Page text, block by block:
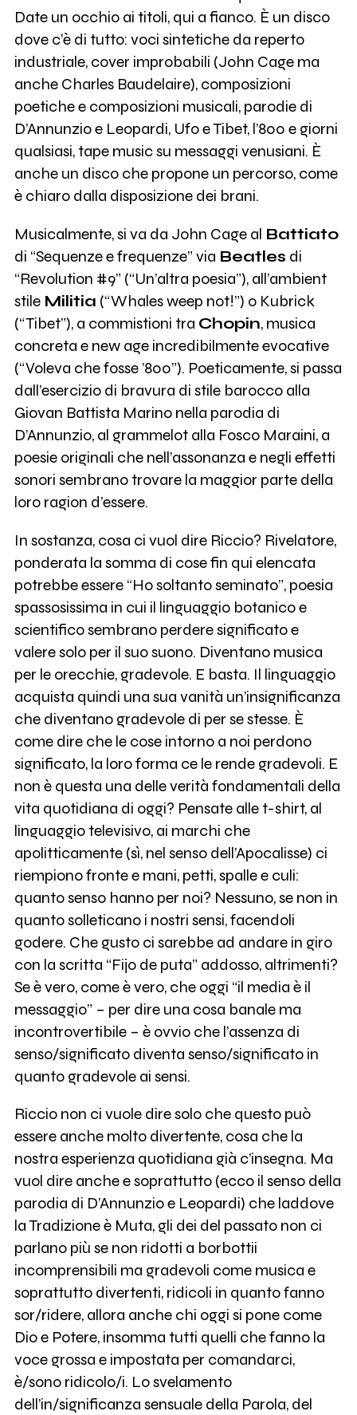
Date un occhio ai titoli, qui a fianco. È un disco
dove c’è di tutto: voci sintetiche da reperto
industriale, cover improbabili (John Cage ma
anche Charles Baudelaire), composizioni
poetiche e composizioni musicali, parodie di
D’Annunzio e Leopardi, Ufo e Tibet, l’800 e giorni
qualsiasi, tape music su messaggi venusiani. È
anche un disco che propone un percorso, come
è chiaro dalla disposizione dei brani.
Musicalmente, si va da John Cage al Battiato
di “Sequenze e frequenze” via Beatles di
“Revolution #9” (“Un’altra poesia”), all’ambient
stile Militia (“Whales weep not!”) o Kubrick
(“Tibet”), a commistioni tra Chopin, musica
concreta e new age incredibilmente evocative
(“Voleva che fosse ’800”). Poeticamente, si passa
dall’esercizio di bravura di stile barocco alla
Giovan Battista Marino nella parodia di
D’Annunzio, al grammelot alla Fosco Maraini, a
poesie originali che nell’assonanza e negli effetti
sonori sembrano trovare la maggior parte della
loro ragion d’essere.
In sostanza, cosa ci vuol dire Riccio? Rivelatore,
ponderata la somma di cose fin qui elencata
potrebbe essere “Ho soltanto seminato”, poesia
spassosissima in cui il linguaggio botanico e
scientifico sembrano perdere significato e
valere solo per il suo suono. Diventano musica
per le orecchie, gradevole. E basta. Il linguaggio
acquista quindi una sua vanità un’insignificanza
che diventano gradevole di per se stesse. È
come dire che le cose intorno a noi perdono
significato, la loro forma ce le rende gradevoli. E
non è questa una delle verità fondamentali della
vita quotidiana di oggi? Pensate alle t-shirt, al
linguaggio televisivo, ai marchi che
apolitticamente (sì, nel senso dell’Apocalisse) ci
riempiono fronte e mani, petti, spalle e culi:
quanto senso hanno per noi? Nessuno, se non in
quanto solleticano i nostri sensi, facendoli
godere. Che gusto ci sarebbe ad andare in giro
con la scritta “Fijo de puta” addosso, altrimenti?
Se è vero, come è vero, che oggi “il media è il
messaggio” – per dire una cosa banale ma
incontrovertibile – è ovvio che l’assenza di
senso/significato diventa senso/significato in
quanto gradevole ai sensi.
Riccio non ci vuole dire solo che questo può
essere anche molto divertente, cosa che la
nostra esperienza quotidiana già c’insegna. Ma
vuol dire anche e soprattutto (ecco il senso della
parodia di D’Annunzio e Leopardi) che laddove
la Tradizione è Muta, gli dei del passato non ci
parlano più se non ridotti a borbottii
incomprensibili ma gradevoli come musica e
soprattutto divertenti, ridicoli in quanto fanno
sor/ridere, allora anche chi oggi si pone come
Dio e Potere, insomma tutti quelli che fanno la
voce grossa e impostata per comandarci,
è/sono ridicolo/i. Lo svelamento
dell’in/significanza sensuale della Parola, del